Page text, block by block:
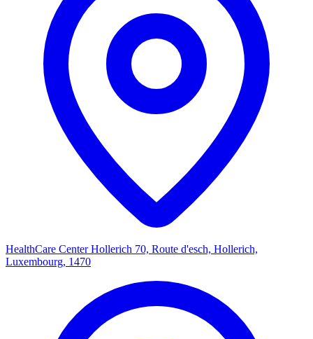
HealthCare Center Hollerich 70, Route d'esch, Hollerich,
Luxembourg, 1470